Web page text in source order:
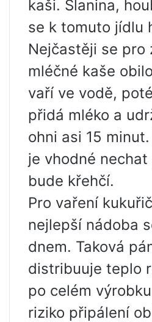
kaši. Slanina,
se k tomuto jídlu
Nejčastěji se pro
mléčné kaše
vaří ve vodě,
přidá mléko a
ohni asi 15
je vhodné
bude křehčí.
Pro vaření
nejlepší nádoba
dnem. Taková
distribuuje teplo
po celém
riziko připálení